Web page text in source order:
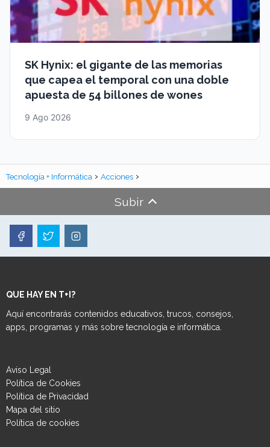
SK Hynix: el gigante de las memorias
que capea el temporal con una doble
apuesta de 54 billones de wones
9 Ago 2026
Tecnología + Informática Acciones
Subir
QUE HAY EN T+I?
Aquí encontrarás contenidos educativos, trucos, consejos,
apps, programas y más sobre tecnología e informática.
Aviso Legal
Política de Cookies
Política de Privacidad
Mapa del sitio
Política de cookies